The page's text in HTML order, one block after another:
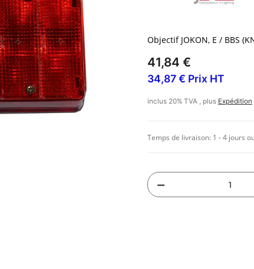
Objectif JOKON, E / BBS
41,84 €
34,87 € Prix HT
inclus 20% TVA , plus Expédition
Temps de livraison: 1 - 4 jours